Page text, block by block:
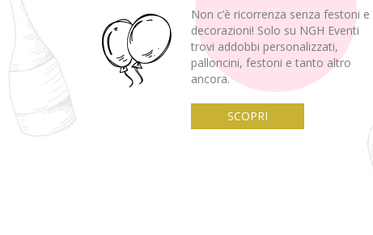
Non c’è ricorrenza senza festoni e
decorazioni! Solo su NGH Eventi
trovi addobbi personalizzati,
palloncini, festoni e tanto altro
ancora.
SCOPRI